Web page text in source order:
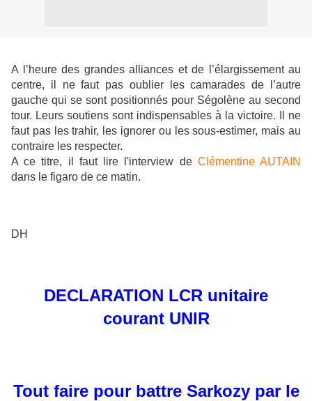
A l’heure des grandes alliances et de l’élargissement au
centre, il ne faut pas oublier les camarades de l’autre
gauche qui se sont positionnés pour Ségolène au second
tour. Leurs soutiens sont indispensables à la victoire. Il ne
faut pas les trahir, les ignorer ou les sous-estimer, mais au
contraire les respecter.
A ce titre, il faut lire l'interview de Clémentine AUTAIN
dans le figaro de ce matin.
DH
DECLARATION LCR unitaire
courant UNIR
Tout faire pour battre Sarkozy par le